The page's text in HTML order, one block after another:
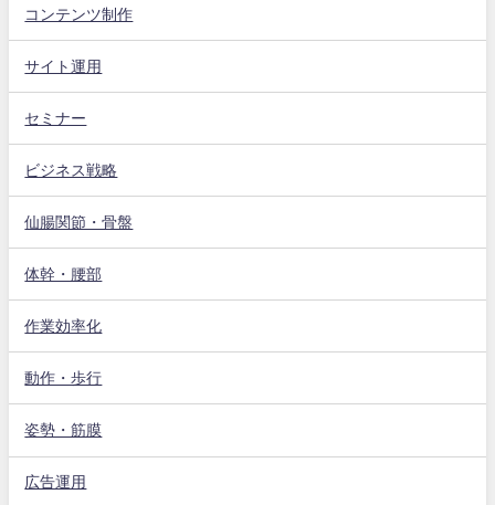
コンテンツ制作
サイト運用
セミナー
ビジネス戦略
仙腸関節・骨盤
体幹・腰部
作業効率化
動作・歩行
姿勢・筋膜
広告運用